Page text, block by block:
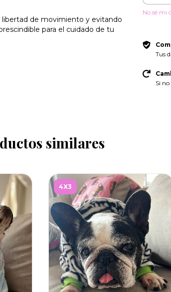
de movimiento y evitando
para el cuidado de tu
No sé mi
Tus
Si
similares
4X3